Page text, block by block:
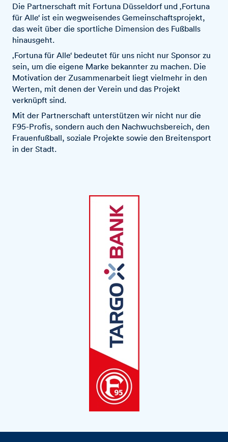
Die Partnerschaft mit Fortuna Düsseldorf und ‚Fortuna
für Alle‘ ist ein wegweisendes Gemeinschaftsprojekt,
das weit über die sportliche Dimension des Fußballs
hinausgeht.
‚Fortuna für Alle‘ bedeutet für uns nicht nur Sponsor zu
sein, um die eigene Marke bekannter zu machen. Die
Motivation der Zusammenarbeit liegt vielmehr in den
Werten, mit denen der Verein und das Projekt
verknüpft sind.
Mit der Partnerschaft unterstützen wir nicht nur die
F95-Profis, sondern auch den Nachwuchsbereich, den
Frauenfußball, soziale Projekte sowie den Breitensport
in der Stadt.